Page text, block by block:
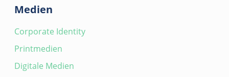
Medien
Corporate Identity
Printmedien
Digitale Medien